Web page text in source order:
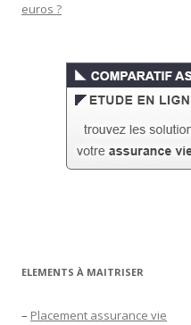
euros ?
ELEMENTS À MAITRISER
– Placement assurance vie